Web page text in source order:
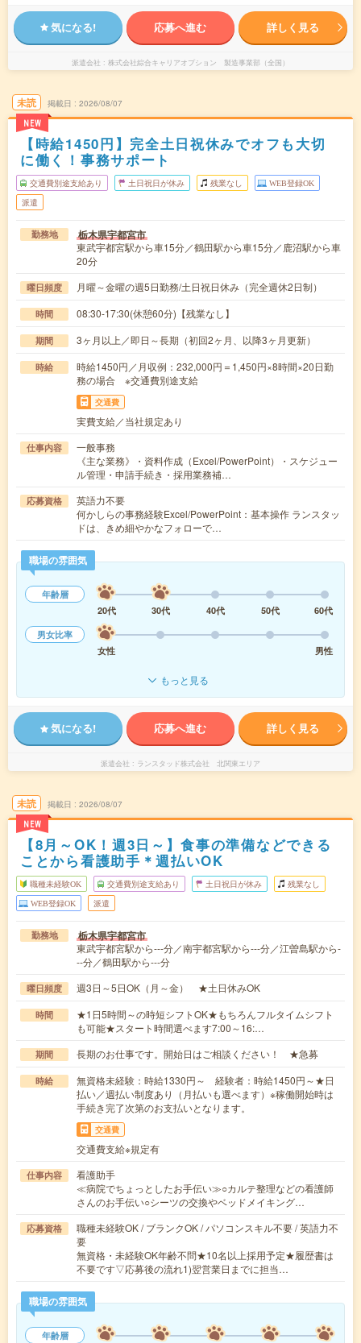
気になる! 応募へ進む 詳しく見る
派遣会社 株式会社綜合キャリアオプション 製造事業部（全国）
未読
NEW
掲載日 2026/08/07
【時給1450円】完全土日祝休みでオフも大切
に働く！事務サポート
交通費別途支給あり 土日祝日が休み 残業なし WEB登録OK
派遣
勤務地 栃木県宇都宮市
東武宇都宮駅から車15分／鶴田駅から車15分／鹿沼駅から車
20分
曜日頻度 月曜～金曜の週5日勤務/土日祝日休み（完全週休2日制）
時間 08:30-17:30(休憩60分)【残業なし】
期間 3ヶ月以上／即日～長期（初回2ヶ月、以降3ヶ月更新）
時給
時給1450円／月収例：232,000円＝1,450円×8時間×20日勤
務の場合 ※交通費別途支給
交通費
実費支給／当社規定あり
仕事内容
一般事務
《主な業務》・資料作成（Excel/PowerPoint）・スケジュー
ル管理・申請手続き・採用業務補…
応募資格
英語力不要
何かしらの事務経験Excel/PowerPoint：基本操作 ランスタッ
ドは、きめ細やかなフォローで…
職場の雰囲気
年齢層
20代
30代 40代 50代
60代
男女比率
女性
男性
もっと見る
気になる! 応募へ進む 詳しく見る
派遣会社 ランスタッド株式会社 北関東エリア
未読
NEW
掲載日 2026/08/07
【8月～OK！週3日～】食事の準備などできる
ことから看護助手＊週払いOK
職種未経験OK 交通費別途支給あり 土日祝日が休み 残業なし
WEB登録OK 派遣
勤務地 栃木県宇都宮市
東武宇都宮駅から---分／南宇都宮駅から---分／江曽島駅から-
--分／鶴田駅から---分
曜日頻度 週3日～5日OK（月～金） ★土日休みOK
時間
★1日5時間～の時短シフトOK★もちろんフルタイムシフト
も可能★スタート時間選べます7:00～16:…
期間 長期のお仕事です。開始日はご相談ください！ ★急募
時給
無資格未経験：時給1330円～ 経験者：時給1450円～★日
払い／週払い制度あり（月払いも選べます）※稼働開始時は
手続き完了次第のお支払いとなります。
交通費
交通費支給※規定有
仕事内容
看護助手
≪病院でちょっとしたお手伝い≫○カルテ整理などの看護師
さんのお手伝い○シーツの交換やベッドメイキング…
応募資格
職種未経験OK / ブランクOK / パソコンスキル不要 / 英語力不
要
無資格・未経験OK年齢不問★10名以上採用予定★履歴書は
不要です▽応募後の流れ1)翌営業日までに担当…
職場の雰囲気
年齢層